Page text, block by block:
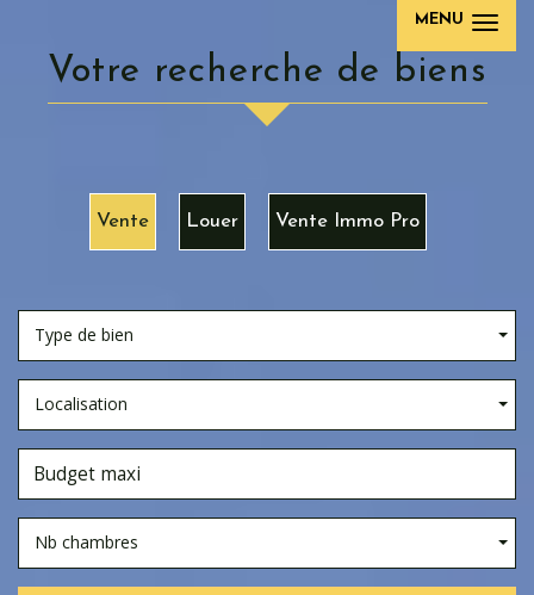
MENU
votre recherche de biens
Vente Louer Vente Immo Pro
Type de bien
Localisation
Nb chambres